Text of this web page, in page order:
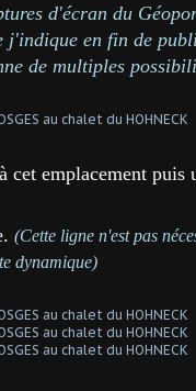
d'écran du
en fin de
de multiples
cet emplacement puis
(Cette ligne n'est pas
dynamique)